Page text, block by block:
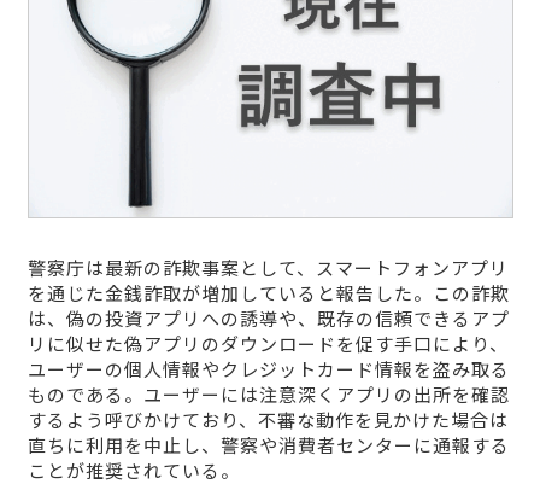
警察庁は最新の詐欺事案として、スマートフォンアプリ
を通じた金銭詐取が増加していると報告した。この詐欺
は、偽の投資アプリへの誘導や、既存の信頼できるアプ
リに似せた偽アプリのダウンロードを促す手口により、
ユーザーの個人情報やクレジットカード情報を盗み取る
ものである。ユーザーには注意深くアプリの出所を確認
するよう呼びかけており、不審な動作を見かけた場合は
直ちに利用を中止し、警察や消費者センターに通報する
ことが推奨されている。